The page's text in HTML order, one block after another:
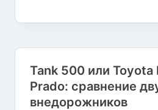
Tank 500 или Toyota
Prado: сравнение
внедорожников